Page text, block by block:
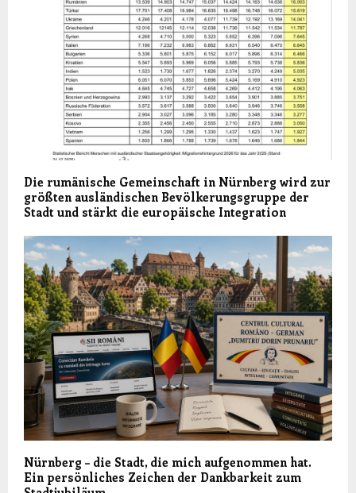
Die rumänische Gemeinschaft in Nürnberg wird zur
größten ausländischen Bevölkerungsgruppe der
Stadt und stärkt die europäische Integration
Nürnberg – die Stadt, die mich aufgenommen hat.
Ein persönliches Zeichen der Dankbarkeit zum